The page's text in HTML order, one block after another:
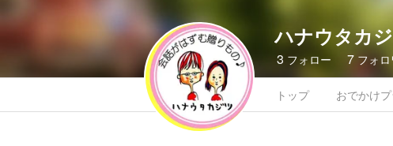
ハナウタカ
3 フォロー 7 フォ
トップ おでかけ